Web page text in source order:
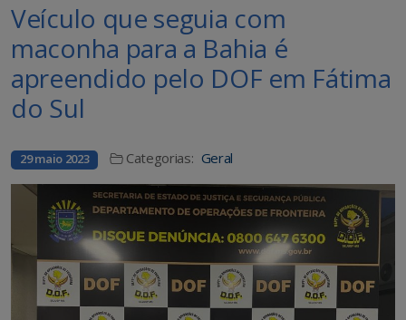
Veículo que seguia com
maconha para a Bahia é
apreendido pelo DOF em Fátima
do Sul
29 maio 2023 Categorias: Geral